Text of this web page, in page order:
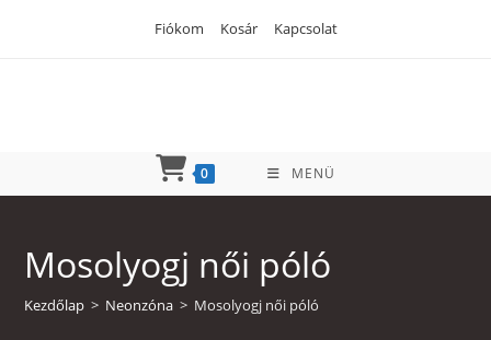
Fiókom Kosár Kapcsolat
0 MENÜ
Mosolyogj női póló
Kezdőlap > Neonzóna > Mosolyogj női póló